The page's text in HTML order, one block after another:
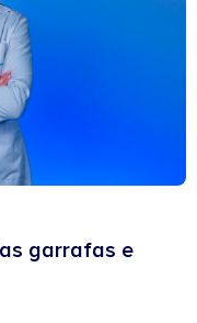
garrafas e